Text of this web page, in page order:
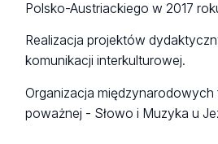
Polsko-Austriackiego w 2017
Realizacja projektów
komunikacji interkulturowej.
Organizacja międzynarodowych
poważnej - Słowo i Muzyka u